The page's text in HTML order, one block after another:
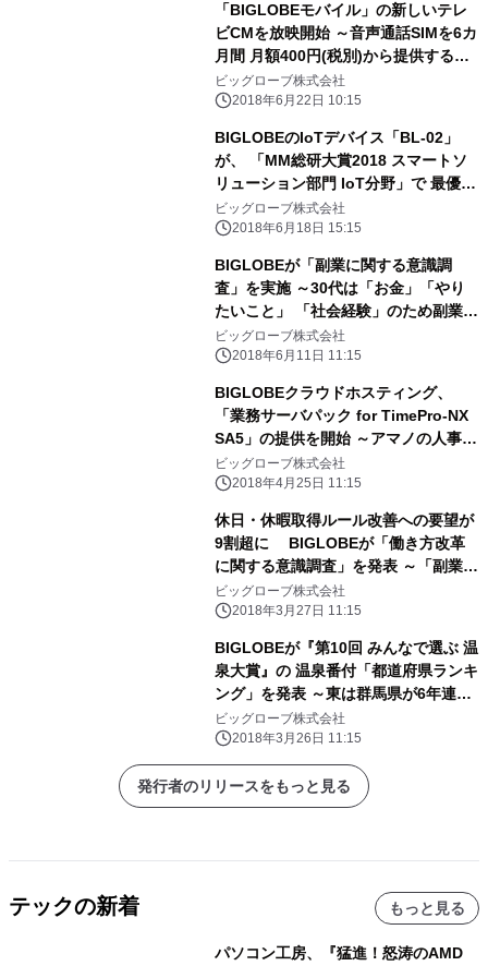
「BIGLOBEモバイル」の新しいテレ
ビCMを放映開始 ～音声通話SIMを6カ
月間 月額400円(税別)から提供する特
典を実施～
ビッグローブ株式会社
2018年6月22日 10:15
BIGLOBEのIoTデバイス「BL-02」
が、 「MM総研大賞2018 スマートソ
リューション部門 IoT分野」で 最優秀
賞を受賞
ビッグローブ株式会社
2018年6月18日 15:15
BIGLOBEが「副業に関する意識調
査」を実施 ～30代は「お金」「やり
たいこと」 「社会経験」のため副業を
希望～
ビッグローブ株式会社
2018年6月11日 11:15
BIGLOBEクラウドホスティング、
「業務サーバパック for TimePro-NX
SA5」の提供を開始 ～アマノの人事労
務管理システム向けサーバパックが
Windows Server 2016に対応～
ビッグローブ株式会社
2018年4月25日 11:15
休日・休暇取得ルール改善への要望が
9割超に BIGLOBEが「働き方改革
に関する意識調査」を発表 ～「副業・
兼業の許容」は40代男性、 「長時間
労働対策」は20代男女が導入希望～
ビッグローブ株式会社
2018年3月27日 11:15
BIGLOBEが『第10回 みんなで選ぶ 温
泉大賞』の 温泉番付「都道府県ランキ
ング」を発表 ～東は群馬県が6年連
続、西は兵庫県が初の横綱獲得～
ビッグローブ株式会社
2018年3月26日 11:15
発行者のリリースをもっと見る
テックの新着 もっと見る
パソコン工房、『猛進！怒涛のAMD